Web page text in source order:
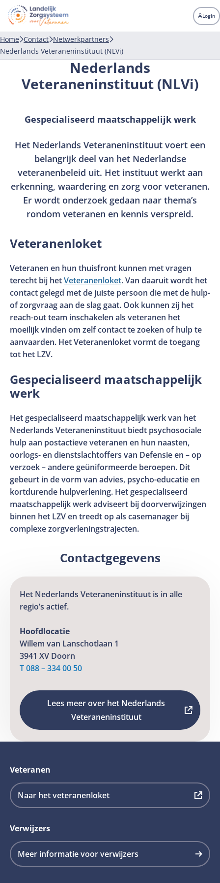
Landelijk
zorgsysteem
voor
veteranen
Login
Home Contact Netwerkpartners
Nederlands Veteraneninstituut (NLVi)
Nederlands
Veteraneninstituut (NLVi)
Gespecialiseerd maatschappelijk werk
Het Nederlands Veteraneninstituut voert een
belangrijk deel van het Nederlandse
veteranenbeleid uit. Het instituut werkt aan
erkenning, waardering en zorg voor veteranen.
Er wordt onderzoek gedaan naar thema’s
rondom veteranen en kennis verspreid.
Veteranenloket
Veteranen en hun thuisfront kunnen met vragen
terecht bij hetVeteranenloket. Van daaruit wordt het
contact gelegd met de juiste persoon die met de hulp-
of zorgvraag aan de slag gaat. Ook kunnen zij het
reach-out team inschakelen als veteranen het
moeilijk vinden om zelf contact te zoeken of hulp te
aanvaarden. Het Veteranenloket vormt de toegang
tot het LZV.
Gespecialiseerd maatschappelijk
werk
Het gespecialiseerd maatschappelijk werk van het
Nederlands Veteraneninstituut biedt psychosociale
hulp aan postactieve veteranen en hun naasten,
oorlogs- en dienstslachtoffers van Defensie en – op
verzoek – andere geüniformeerde beroepen. Dit
gebeurt in de vorm van advies, psycho-educatie en
kortdurende hulpverlening. Het gespecialiseerd
maatschappelijk werk adviseert bij doorverwijzingen
binnen het LZV en treedt op als casemanager bij
complexe zorgverleningstrajecten.
Contactgegevens
Het Nederlands Veteraneninstituut is in alle
regio’s actief.
Hoofdlocatie
Willem van Lanschotlaan 1
3941 XV Doorn
T 088 – 334 00 50
Lees meer over het Nederlands
Veteraneninstituut
Lees
meer
over
Veteraneninstituut
Deze
in
een
nieuw
Veteranen
Naar het veteranenloket
Deze
link
opent
een
nieuw
Verwijzers
Meer informatie voor verwijzers